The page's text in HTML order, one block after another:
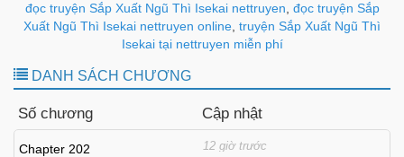
thuộc nhưng càng đọc sẽ thấy câu chuyện không đơn giản như
vậy.
đọc truyện Sắp Xuất Ngũ Thì Isekai nettruyen đọc truyện Sắp
Xuất Ngũ Thì Isekai nettruyen online truyện Sắp Xuất Ngũ Thì
Isekai tại nettruyen miễn phí
DANH SÁCH CHƯƠNG
Số chương Cập nhật
Chapter 202 12 giờ trước